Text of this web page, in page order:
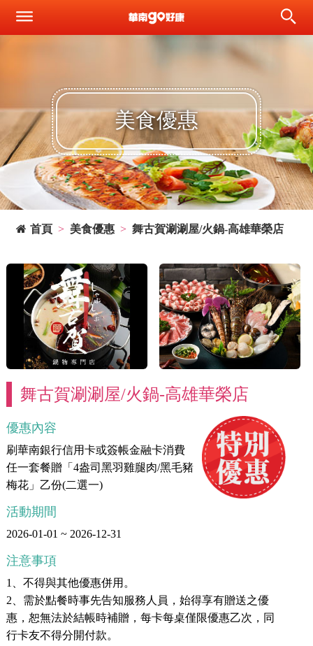
美食優惠
首頁 美食優惠 舞古賀涮涮屋/火鍋-高雄華榮店
舞古賀涮涮屋/火鍋-高雄華榮店
優惠內容
刷華南銀行信用卡或簽帳金融卡消費
任一套餐贈「4盎司黑羽雞腿肉/黑毛豬
梅花」乙份(二選一)
活動期間
2026-01-01 ~ 2026-12-31
注意事項
1、不得與其他優惠併用。
2、需於點餐時事先告知服務人員，始得享有贈送之優
惠，恕無法於結帳時補贈，每卡每桌僅限優惠乙次，同
行卡友不得分開付款。